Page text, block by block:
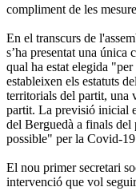
compliment de les
En el transcurs de
s’ha presentat una única
qual ha estat elegida
estableixen els estatuts
territorials del partit, una
partit. La previsió inicial
del Berguedà a finals del
possible" per la Covid-
El nou primer secretari
intervenció que vol